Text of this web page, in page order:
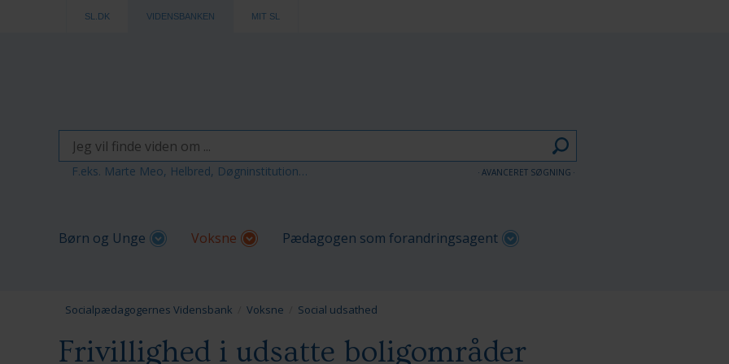
SL.DK VIDENSBANKEN MIT SL
F.eks. Marte Meo, Helbred, Døgninstitution… AVANCERET SØGNING
Børn og Unge Voksne Pædagogen som forandringsagent
Socialpædagogernes Vidensbank Voksne Social udsathed
Frivillighed i udsatte boligområder